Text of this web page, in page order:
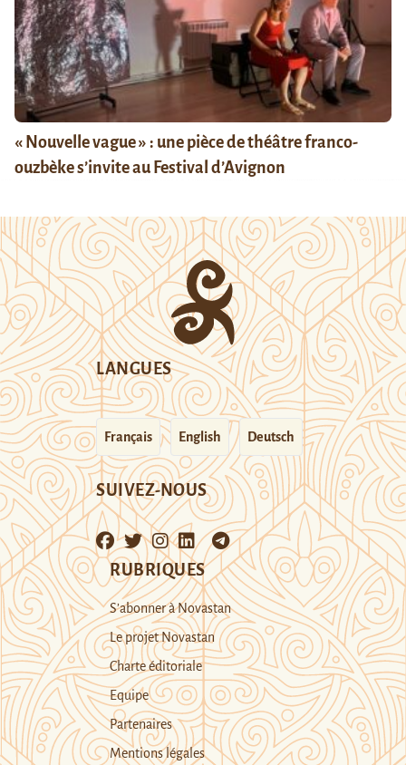
« Nouvelle vague » : une pièce de théâtre franco-
ouzbèke s’invite au Festival d’Avignon
LANGUES
Français English Deutsch
SUIVEZ-NOUS
RUBRIQUES
S’abonner à Novastan
Le projet Novastan
Charte éditoriale
Equipe
Partenaires
Mentions légales